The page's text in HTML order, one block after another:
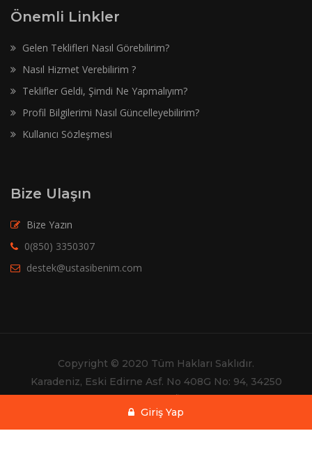
Giriş Yap
Önemli Linkler
Gelen Teklifleri Nasıl Görebilirim?
Nasıl Hizmet Verebilirim ?
Teklifler Geldi, Şimdi Ne Yapmalıyım?
Profil Bilgilerimi Nasıl Güncelleyebilirim?
Kullanıcı Sözleşmesi
Bize Ulaşın
Bize Yazın
0(850) 3350307
destek@ustasibenim.com
Copyright © 2020 Tüm Hakları Saklıdır.
Karadeniz, Eski Edirne Asf. No 408G No: 94, 34250